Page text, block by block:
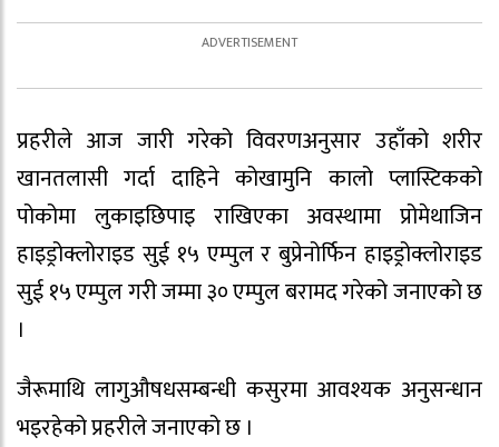
प्रहरीले आज जारी गरेको विवरणअनुसार उहाँको शरीर
खानतलासी गर्दा दाहिने कोखामुनि कालो प्लास्टिकको
पोकोमा लुकाइछिपाइ राखिएका अवस्थामा प्रोमेथाजिन
हाइड्रोक्लोराइड सुई १५ एम्पुल र बुप्रेनोर्फिन हाइड्रोक्लोराइड
सुई १५ एम्पुल गरी जम्मा ३० एम्पुल बरामद गरेको जनाएको छ
।
जैरूमाथि लागुऔषधसम्बन्धी कसुरमा आवश्यक अनुसन्धान
भइरहेको प्रहरीले जनाएको छ ।